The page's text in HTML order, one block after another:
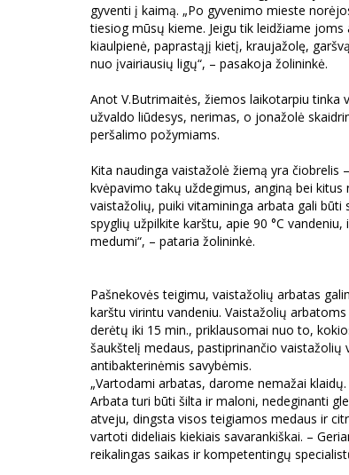
gyventi į kaimą. „Po gyvenimo mieste
tiesiog mūsų kieme. Jeigu tik leidžiame
kiaulpienė, paprastąjį kietį, kraujažolę,
nuo įvairiausių ligų“, – pasakoja žolininkė.
Anot V.Butrimaitės, žiemos laikotarpiu
užvaldo liūdesys, nerimas, o jonažolė
peršalimo požymiams.
Kita naudinga vaistažolė žiemą yra čiobrelis
kvėpavimo takų uždegimus, anginą bei
vaistažolių, puiki vitamininga arbata gali būti
spyglių užpilkite karštu, apie 90 °C
medumi“, – pataria žolininkė.
Pašnekovės teigimu, vaistažolių arbatas
karštu virintu vandeniu. Vaistažolių
derėtų iki 15 min., priklausomai nuo to,
šaukštelį medaus, pastiprinančio
antibakterinėmis savybėmis.
„Vartodami arbatas, darome nemažai
Arbata turi būti šilta ir maloni, nedeginanti
atveju, dingsta visos teigiamos medaus ir
vartoti dideliais kiekiais savarankiškai. –
reikalingas saikas ir kompetentingų